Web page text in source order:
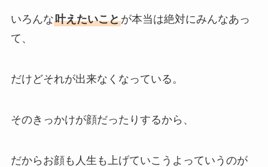
いろんな叶えたいことが本当は絶対にみんなあっ
て、
だけどそれが出来なくなっている。
そのきっかけが顔だったりするから、
だからお顔も人生も上げていこうよっていうのが